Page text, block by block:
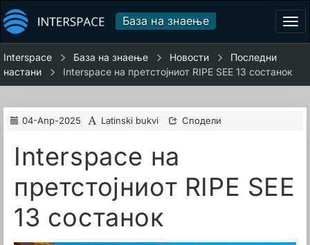
База на знаење
Interspace База на знаење Новости
Последни
настани
Interspace на претстојниот RIPE SEE 13 состанок
04-Апр-2025 Latinski bukvi Сподели
Interspace на
претстојниот RIPE SEE
13 состанок